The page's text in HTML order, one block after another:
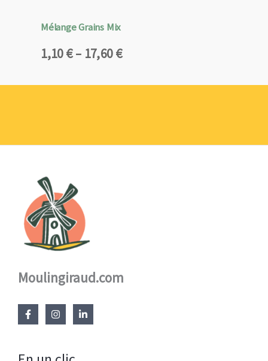
Mélange Grains Mix
1,10€– 17,60€
Plage
prix :
Moulingiraud.com